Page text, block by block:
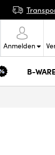
Anmelden
B-